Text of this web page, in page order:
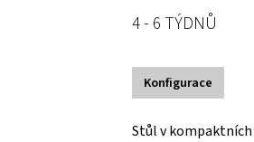
Konfigurace
Stůl v kompaktních
4 - 6 TÝDNŮ